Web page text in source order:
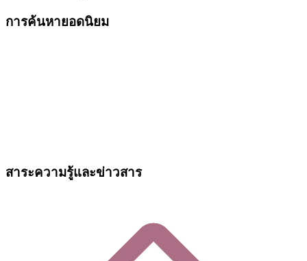
การค้นหายอดนิยม
สาระความรู้และข่าวสาร